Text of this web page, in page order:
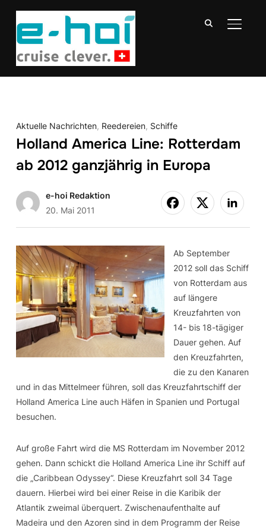
Aktuelle Nachrichten, Reedereien, Schiffe
Holland America Line: Rotterdam
ab 2012 ganzjährig in Europa
e-hoi Redaktion
20. Mai 2011
Ab September
2012 soll das Schiff
von Rotterdam aus
auf längere
Kreuzfahrten von
14- bis 18-tägiger
Dauer gehen. Auf
den Kreuzfahrten,
die zu den Kanaren
und in das Mittelmeer führen, soll das Kreuzfahrtschiff der
Holland America Line auch Häfen in Spanien und Portugal
besuchen.
Auf große Fahrt wird die MS Rotterdam im November 2012
gehen. Dann schickt die Holland America Line ihr Schiff auf
die „Caribbean Odyssey“. Diese Kreuzfahrt soll 34 Tage
dauern. Hierbei wird bei einer Reise in die Karibik der
Atlantik zweimal überquert. Zwischenaufenthalte auf
Madeira und den Azoren sind in dem Programm der Reise